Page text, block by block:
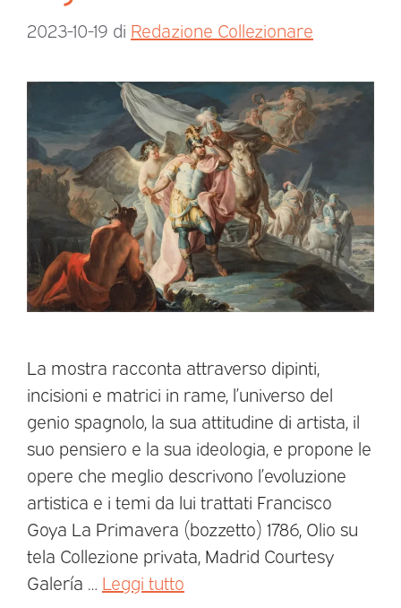
2023-10-19 di Redazione Collezionare
La mostra racconta attraverso dipinti,
incisioni e matrici in rame, l’universo del
genio spagnolo, la sua attitudine di artista, il
suo pensiero e la sua ideologia, e propone le
opere che meglio descrivono l’evoluzione
artistica e i temi da lui trattati Francisco
Goya La Primavera (bozzetto) 1786, Olio su
tela Collezione privata, Madrid Courtesy
Galería … Leggi tutto